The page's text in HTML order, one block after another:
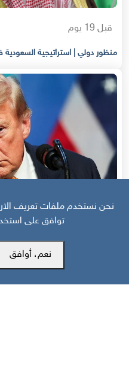
قبل 19 يوم
منظور دولي | استراتيجية السعودية
منظور دولي: هل انهارت هدنة
نحن نستخدم ملفات تعريف
توافق على
نعم، أوافق